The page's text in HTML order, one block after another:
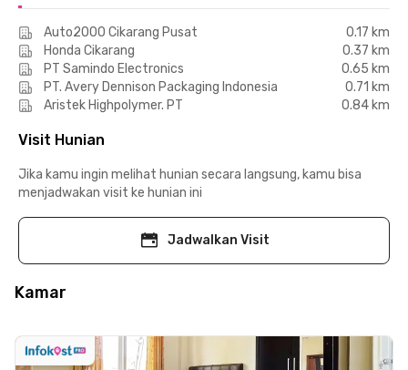
Auto2000 Cikarang Pusat
0.17 km
Honda Cikarang
0.37 km
PT Samindo Electronics
0.65 km
PT. Avery Dennison Packaging Indonesia
0.71 km
Aristek Highpolymer. PT
0.84 km
Visit Hunian
Jika kamu ingin melihat hunian secara langsung, kamu bisa
menjadwakan visit ke hunian ini
Jadwalkan Visit
Kamar